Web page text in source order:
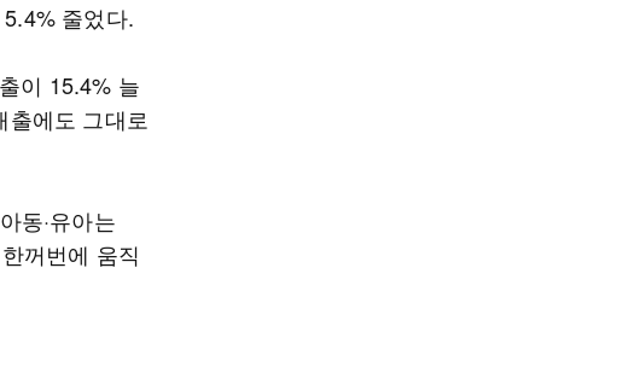
줄었다.
이 15.4% 늘
에도 그대로
동·유아는
꺼번에 움직